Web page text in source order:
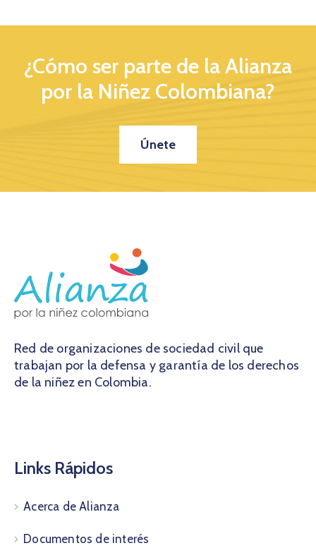
¿Cómo ser parte de la Alianza
por la Niñez Colombiana?
Únete
Red de organizaciones de sociedad civil que
trabajan por la defensa y garantía de los derechos
de la niñez en Colombia.
Links Rápidos
Acerca de Alianza
Documentos de interés